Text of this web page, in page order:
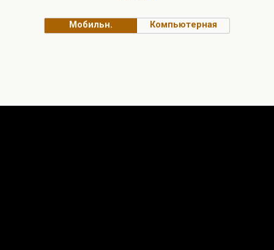
Мобильн. Компьютерная